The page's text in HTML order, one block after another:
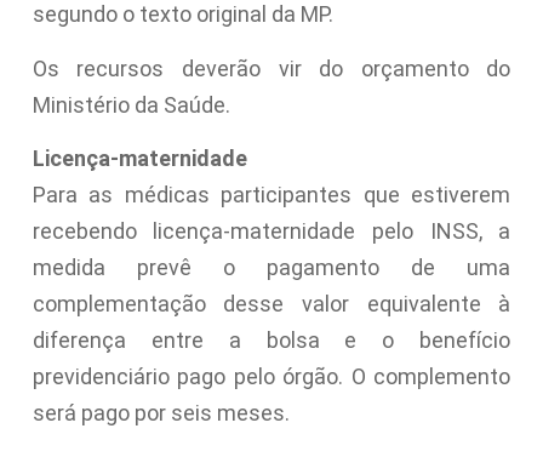
segundo o texto original da MP.
Os recursos deverão vir do orçamento do
Ministério da Saúde.
Licença-maternidade
Para as médicas participantes que estiverem
recebendo licença-maternidade pelo INSS, a
medida prevê o pagamento de uma
complementação desse valor equivalente à
diferença entre a bolsa e o benefício
previdenciário pago pelo órgão. O complemento
será pago por seis meses.